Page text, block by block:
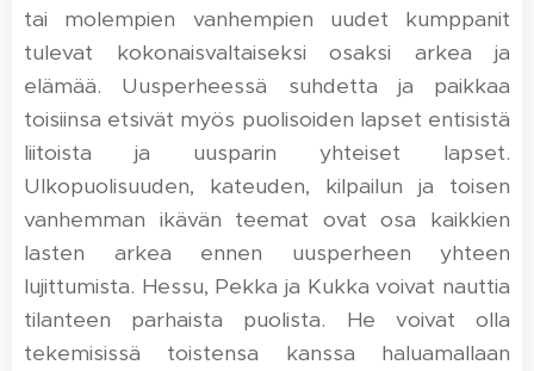
tai molempien vanhempien uudet kumppanit
tulevat kokonaisvaltaiseksi osaksi arkea ja
elämää. Uusperheessä suhdetta ja paikkaa
toisiinsa etsivät myös puolisoiden lapset entisistä
liitoista ja uusparin yhteiset lapset.
Ulkopuolisuuden, kateuden, kilpailun ja toisen
vanhemman ikävän teemat ovat osa kaikkien
lasten arkea ennen uusperheen yhteen
lujittumista. Hessu, Pekka ja Kukka voivat nauttia
tilanteen parhaista puolista. He voivat olla
tekemisissä toistensa kanssa haluamallaan